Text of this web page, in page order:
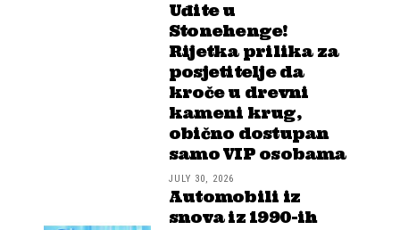
Uđite u
Stonehenge!
Rijetka prilika za
posjetitelje da
kroče u drevni
kameni krug,
obično dostupan
samo VIP osobama
JULY 30, 2026
Automobili iz
snova iz 1990-ih